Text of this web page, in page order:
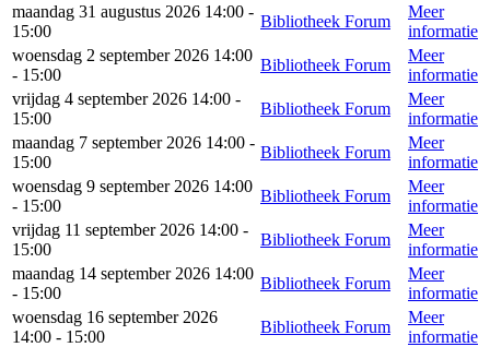
maandag 31 augustus 2026 14:00 -
15:00
Bibliotheek Forum
Meer
informatie
woensdag 2 september 2026 14:00
- 15:00
Bibliotheek Forum
Meer
informatie
vrijdag 4 september 2026 14:00 -
15:00
Bibliotheek Forum
Meer
informatie
maandag 7 september 2026 14:00 -
15:00
Bibliotheek Forum
Meer
informatie
woensdag 9 september 2026 14:00
- 15:00
Bibliotheek Forum
Meer
informatie
vrijdag 11 september 2026 14:00 -
15:00
Bibliotheek Forum
Meer
informatie
maandag 14 september 2026 14:00
- 15:00
Bibliotheek Forum
Meer
informatie
woensdag 16 september 2026
14:00 - 15:00
Bibliotheek Forum
Meer
informatie